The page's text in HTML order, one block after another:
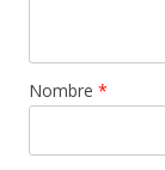
Nombre *